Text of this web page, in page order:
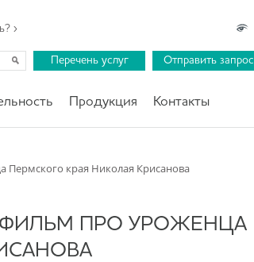
›
Перечень услуг Отправить запрос
Продукция Контакты
Пермского края Николая Крисанова
ФИЛЬМ ПРО УРОЖЕНЦА